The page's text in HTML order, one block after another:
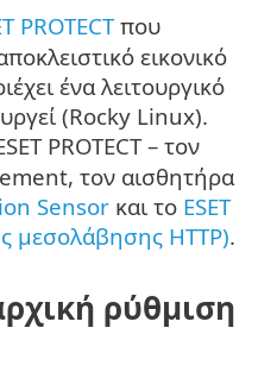
PROTECTπου
εικονικό
ένα λειτουργικό
(Rocky Linux).
PROTECT – τον
τον αισθητήρα
Sensor και το ESET
μεσολάβησης HTTP).
ρύθμιση